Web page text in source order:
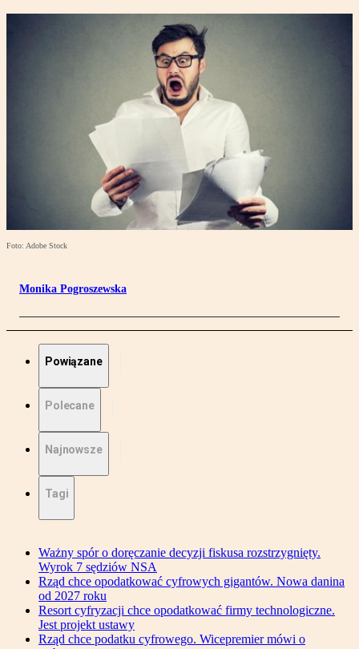
Foto: Adobe Stock
Monika Pogroszewska
Powiązane
Polecane
Najnowsze
Tagi
Ważny spór o doręczanie decyzji fiskusa rozstrzygnięty.
Wyrok 7 sędziów NSA
Rząd chce opodatkować cyfrowych gigantów. Nowa danina
od 2027 roku
Resort cyfryzacji chce opodatkować firmy technologiczne.
Jest projekt ustawy
Rząd chce podatku cyfrowego. Wicepremier mówi o